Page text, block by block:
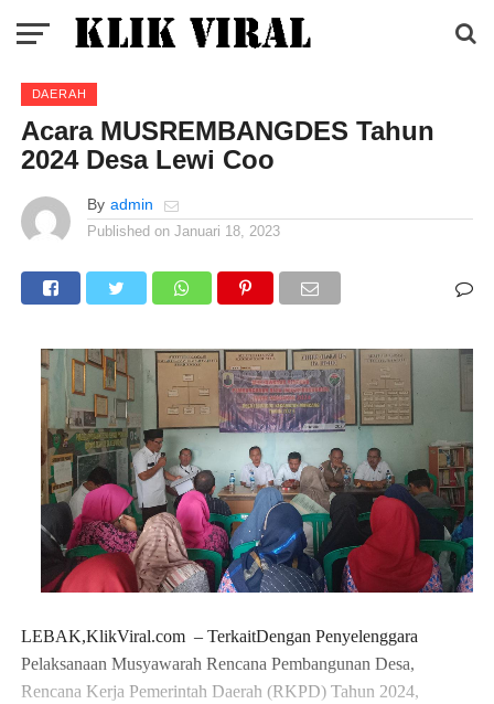
DAERAH
Acara MUSREMBANGDES Tahun
2024 Desa Lewi Coo
By admin
Published on Januari 18, 2023
LEBAK,KlikViral.com – TerkaitDengan Penyelenggara
Pelaksanaan Musyawarah Rencana Pembangunan Desa,
Rencana Kerja Pemerintah Daerah (RKPD) Tahun 2024,